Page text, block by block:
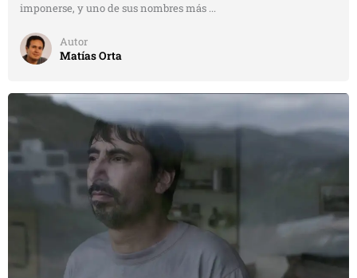
imponerse, y uno de sus nombres más ...
Autor
Matías Orta